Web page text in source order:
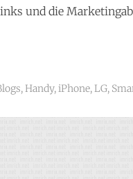
und die
,Handy,iPhone,LG,